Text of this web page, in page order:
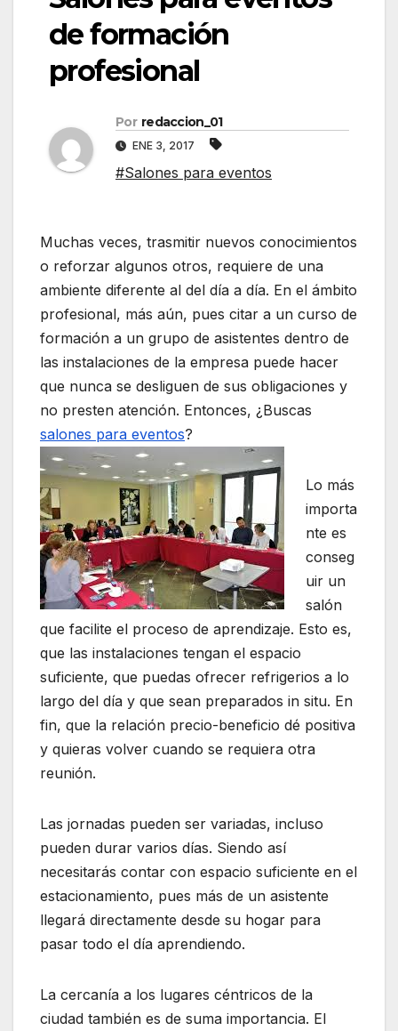
de formación
profesional
Por redaccion_01
ENE 3, 2017
#Salones para eventos
Muchas veces, trasmitir nuevos conocimientos
o reforzar algunos otros, requiere de una
ambiente diferente al del día a día. En el ámbito
profesional, más aún, pues citar a un curso de
formación a un grupo de asistentes dentro de
las instalaciones de la empresa puede hacer
que nunca se desliguen de sus obligaciones y
no presten atención. Entonces, ¿Buscas
salones para eventos?
Lo más
importa
nte es
conseg
uir un
salón
que facilite el proceso de aprendizaje. Esto es,
que las instalaciones tengan el espacio
suficiente, que puedas ofrecer refrigerios a lo
largo del día y que sean preparados in situ. En
fin, que la relación precio-beneficio dé positiva
y quieras volver cuando se requiera otra
reunión.
Las jornadas pueden ser variadas, incluso
pueden durar varios días. Siendo así
necesitarás contar con espacio suficiente en el
estacionamiento, pues más de un asistente
llegará directamente desde su hogar para
pasar todo el día aprendiendo.
La cercanía a los lugares céntricos de la
ciudad también es de suma importancia. El